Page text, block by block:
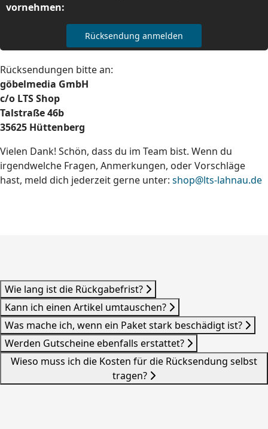
vornehmen:
Rücksendung anmelden
Rücksendungen bitte an:
göbelmedia GmbH
c/o LTS Shop
Talstraße 46b
35625 Hüttenberg
Vielen Dank! Schön, dass du im Team bist. Wenn du
irgendwelche Fragen, Anmerkungen, oder Vorschläge
hast, meld dich jederzeit gerne unter: shop@lts-lahnau.de
Wie lang ist die Rückgabefrist?
Kann ich einen Artikel umtauschen?
Was mache ich, wenn ein Paket stark beschädigt ist?
Werden Gutscheine ebenfalls erstattet?
Wieso muss ich die Kosten für die Rücksendung selbst
tragen?